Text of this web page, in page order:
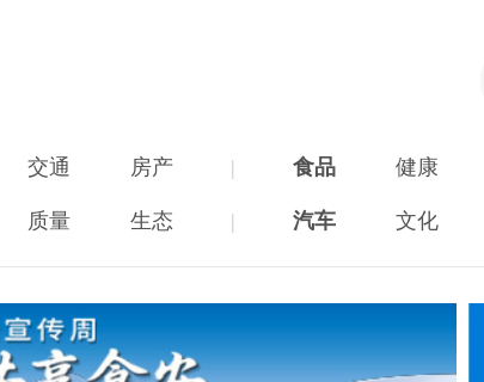
交通 房产 | 食品 健康
质量 生态 | 汽车 文化